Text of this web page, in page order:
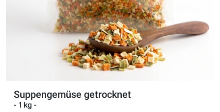
Suppengemüse getrocknet
- 1 kg -